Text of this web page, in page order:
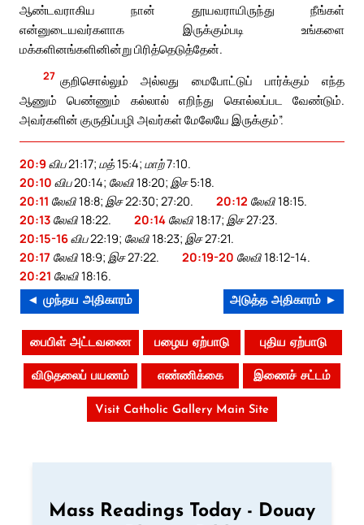
ஆண்டவராகிய நான் தூயவராயிருந்து நீங்கள்
என்னுடையவர்களாக இருக்கும்படி உங்களை
மக்களினங்களினின்று பிரித்தெடுத்தேன்.
27 குறிசொல்லும் அல்லது மைபோட்டுப் பார்க்கும் எந்த
ஆணும் பெண்ணும் கல்லால் எறிந்து கொல்லப்பட வேண்டும்.
அவர்களின் குருதிப்பழி அவர்கள் மேலேயே இருக்கும்”.
20:9 விப 21:17; மத் 15:4; மாற் 7:10.
20:10 விப 20:14; லேவி 18:20; இச 5:18.
20:11 லேவி 18:8; இச 22:30; 27:20. 20:12 லேவி 18:15.
20:13 லேவி 18:22. 20:14 லேவி 18:17; இச 27:23.
20:15-16விப 22:19; லேவி 18:23; இச 27:21.
20:17 லேவி 18:9; இச 27:22. 20:19-20 லேவி 18:12-14.
20:21 லேவி 18:16.
◄ முந்தய அதிகாரம் அடுத்த அதிகாரம் ►
பைபிள் அட்டவணை பழைய ஏற்பாடு புதிய ஏற்பாடு
விடுதலைப் பயணம் எண்ணிக்கை இணைச் சட்டம்
Visit Catholic Gallery Main Site
Mass Readings Today - Douay